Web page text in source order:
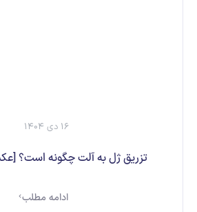
16 دی 1404
تزریق ژل به آلت چگونه است؟
ادامه مطلب